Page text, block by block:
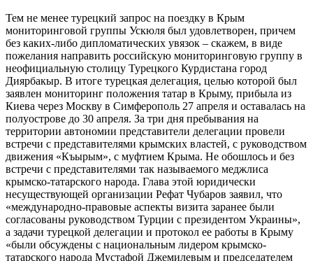
Тем не менее турецкий запрос на поездку в Крым
мониторинговой группы Ускюля был удовлетворен, причем
без каких-либо дипломатических увязок – скажем, в виде
пожелания направить российскую мониторинговую группу в
неофициальную столицу Турецкого Курдистана город
Диярбакыр. В итоге турецкая делегация, целью которой был
заявлен мониторинг положения татар в Крыму, прибыла из
Киева через Москву в Симферополь 27 апреля и оставалась на
полуострове до 30 апреля. За три дня пребывания на
территории автономии представители делегации провели
встречи с представителями крымских властей, с руководством
движения «Къырым», с муфтием Крыма. Не обошлось и без
встречи с представителями так называемого меджлиса
крымско-татарского народа. Глава этой юридически
несуществующей организации Рефат Чубаров заявил, что
«международно-правовые аспекты визита заранее были
согласованы руководством Турции с президентом Украины»,
а задачи турецкой делегации и протокол ее работы в Крыму
«были обсуждены с национальным лидером крымско-
татарского народа Мустафой Джемилевым и председателем